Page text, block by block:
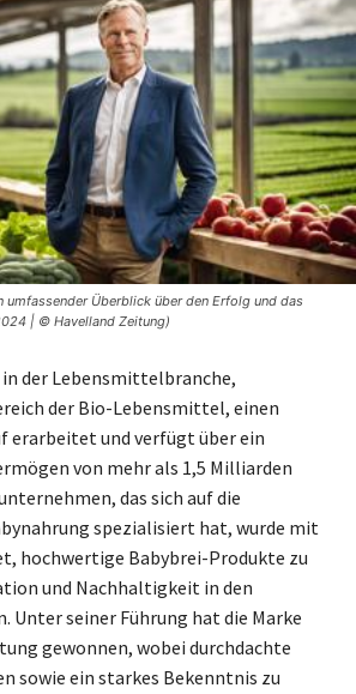
umfassender Überblick über den Erfolg und das
| © Havelland Zeitung)
der Lebensmittelbranche,
der Bio-Lebensmittel, einen
erarbeitet und verfügt über ein
von mehr als 1,5 Milliarden
das sich auf die
spezialisiert hat, wurde mit
hochwertige Babybrei-Produkte zu
und Nachhaltigkeit in den
Unter seiner Führung hat die Marke
gewonnen, wobei durchdachte
sowie ein starkes Bekenntnis zu